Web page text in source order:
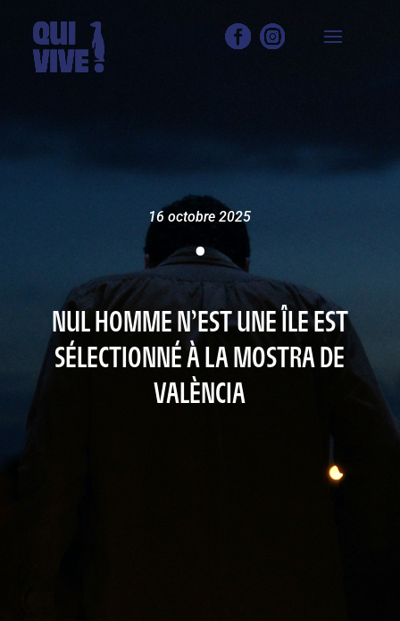
16 octobre 2025
•
NUL HOMME N’EST UNE ÎLE EST
SÉLECTIONNÉ À LA MOSTRA DE
VALÈNCIA